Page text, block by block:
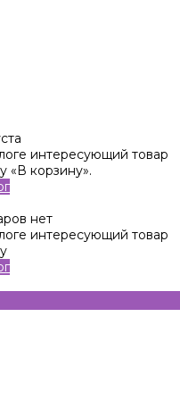
интересующий товар
«В корзину».
нет
интересующий товар